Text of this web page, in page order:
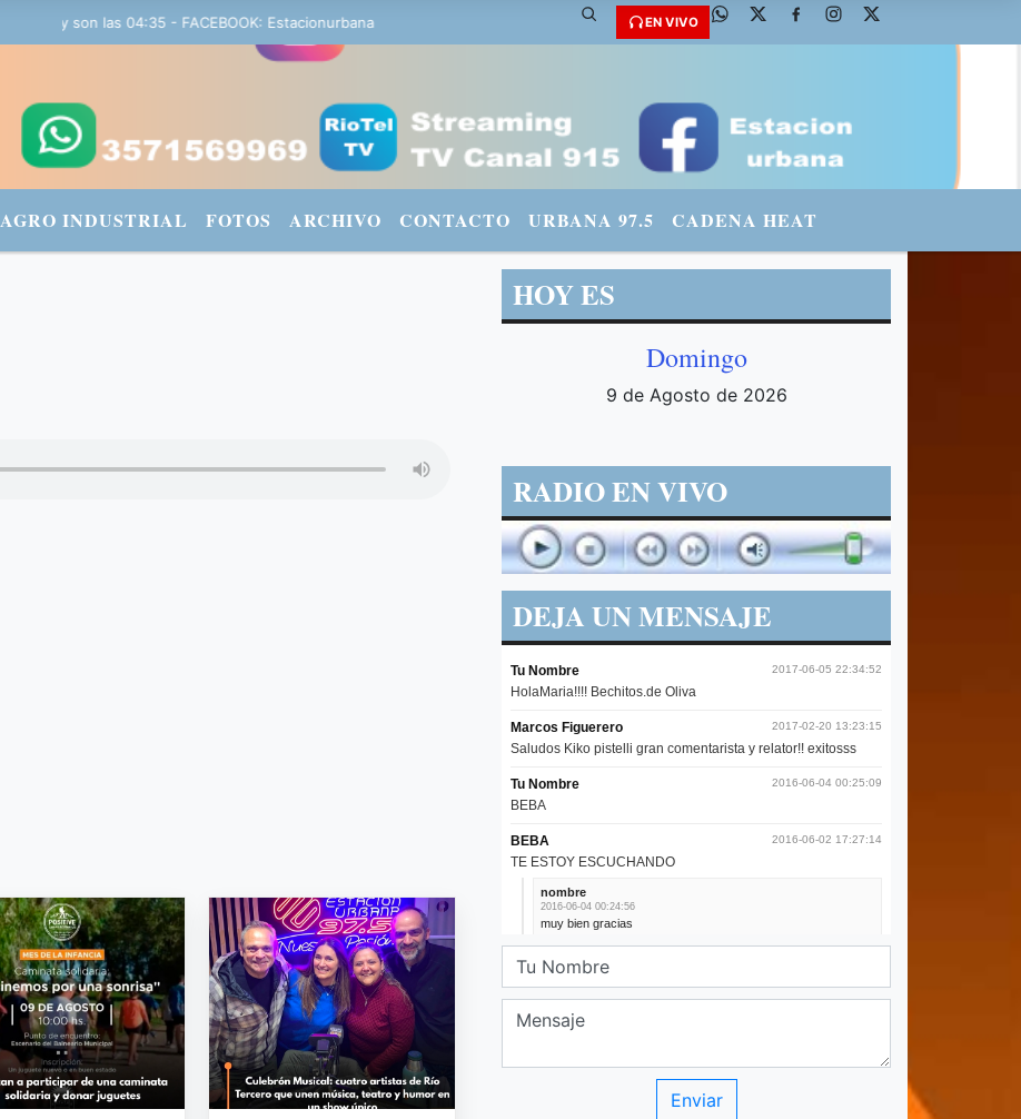
y son las 04:35 - FACEBOOK: Estacionurbana Radiourbana - TWITTER: @fmradiourbana - INSTAGRAM: urbanario3 WHATSAPP: 3571569969
EN VIVO
AGRO INDUSTRIAL FOTOS ARCHIVO CONTACTO URBANA 97.5 CADENA HEAT
HOY ES
Domingo
9 de Agosto de 2026
RADIO EN VIVO
DEJA UN MENSAJE